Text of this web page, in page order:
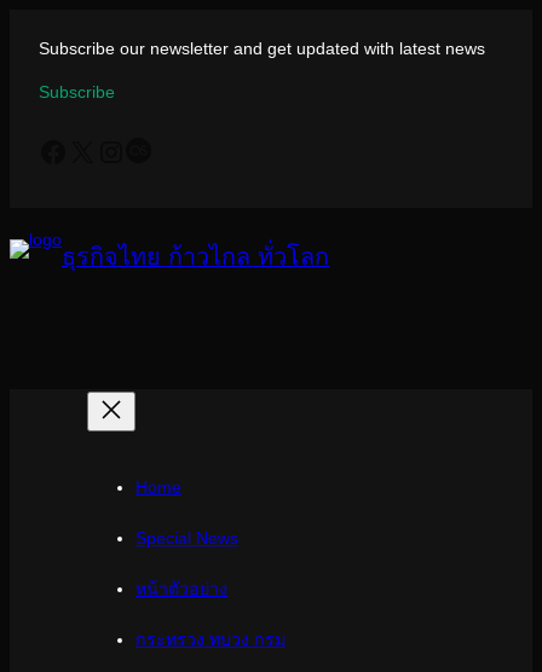
เนื้อหา
Subscribe our newsletter and get updated with latest news
Subscribe
ธุรกิจไทย ก้าวไกล ทั่วโลก
Home
Special News
หน้าตัวอย่าง
กระทรวง ทบวง กรม